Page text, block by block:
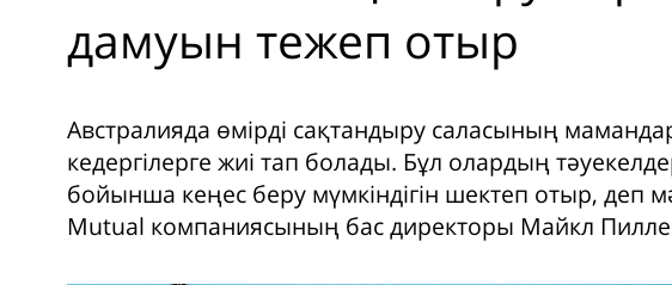
дамуын тежеп отыр
Австралияда өмірді сақтандыру саласының
кедергілерге жиі тап болады. Бұл олардың
бойынша кеңес беру мүмкіндігін шектеп отыр, деп
Mutual компаниясының бас директоры Майкл